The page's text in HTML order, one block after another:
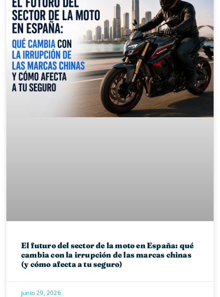
El futuro del sector de la moto en España: qué
cambia con la irrupción de las marcas chinas
(y cómo afecta a tu seguro)
junio 29, 2026